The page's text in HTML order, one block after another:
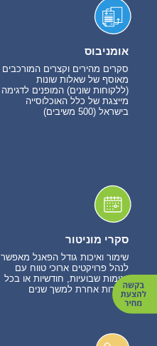
אומניבוס
סקרים מהירים וקצרים המורכבים
מאוסף של שאלות שונות
(ללקוחות שונים) המופנים לדגימה
מייצגת של כלל האוכלוסייה
בישראל (500 משיבים)
סקרי מוניטור
שימור ואיכות גודל הפאנל מאפשר
לנהל פרויקטים ארוכי טווח עם
דגימות שבועיות, חודשיות או בכל
תדירות אחרת למשך שנים